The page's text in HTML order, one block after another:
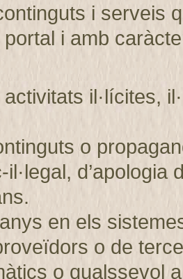
i serveis
i amb
il·lícites,
o
il·legal,
en els
o de
o qualssevol